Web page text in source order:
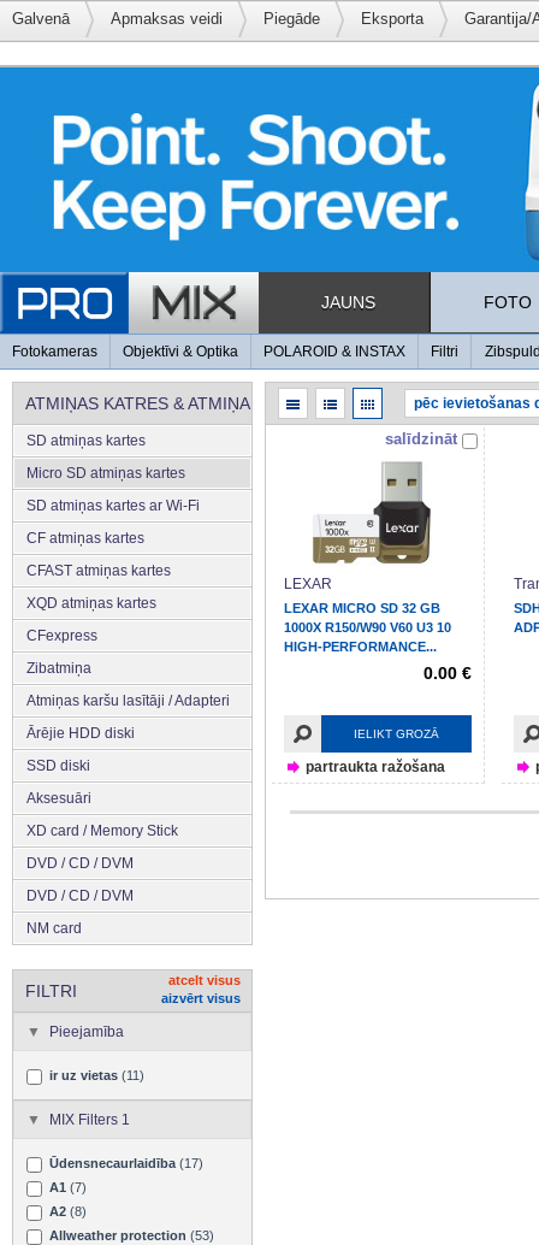
Galvenā Apmaksas veidi Piegāde Eksporta Garantija/
JAUNS FOTO
Fotokameras Objektīvi & Optika POLAROID & INSTAX Filtri
ATMIŅAS KATRES & ATMIŅA
SD atmiņas kartes
Micro SD atmiņas kartes
SD atmiņas kartes ar Wi-Fi
CF atmiņas kartes
CFAST atmiņas kartes
XQD atmiņas kartes
CFexpress
Zibatmiņa
Atmiņas karšu lasītāji / Adapteri
Ārējie HDD diski
SSD diski
Aksesuāri
XD card / Memory Stick
DVD / CD / DVM
DVD / CD / DVM
NM card
FILTRI
atcelt visus
aizvērt visus
Pieejamība
ir uz vietas (11)
MIX Filters 1
Ūdensnecaurlaidība (17)
A1 (7)
A2 (8)
Allweather protection (53)
salīdzināt
LEXAR
LEXAR MICRO SD 32 GB
1000X R150/W90 V60 U3 10
HIGH-PERFORMANCE...
0.00 €
IELIKT GROZĀ
partraukta ražošana